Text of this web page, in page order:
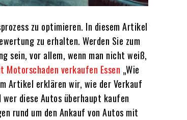
zu optimieren. In diesem Artikel
zu erhalten. Werden Sie zum
sein, vor allem, wenn man nicht weiß,
Motorschaden verkaufen Essen „Wie
Artikel erklären wir, wie der Verkauf
diese Autos überhaupt kaufen
rund um den Ankauf von Autos mit